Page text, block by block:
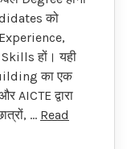
को
हों। यही
का एक
AICTE द्वारा
… Read